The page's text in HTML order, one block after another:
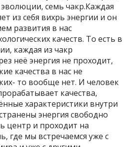
семь чакр.Каждая
из себя вихрь энергии и он
развития в нас
качеств. То есть в
каждая из чакр
неё энергия не проходит,
качества в нас не
то вообще нет. И человек
качества,
характеристики внутри
энергия свободно
центр и проходит на
где мы встречаемся уже с